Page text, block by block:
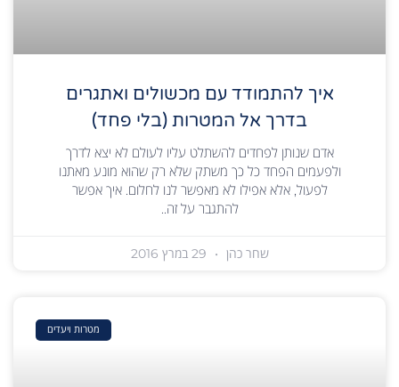
איך להתמודד עם מכשולים ואתגרים
בדרך אל המטרות (בלי פחד)
אדם שנותן לפחדים להשתלט עליו לעולם לא יצא לדרך
ולפעמים הפחד כל כך משתק שלא רק שהוא מונע מאתנו
לפעול, אלא אפילו לא מאפשר לנו לחלום. איך אפשר
להתגבר על זה..
שחר כהן
מטרות ויעדים